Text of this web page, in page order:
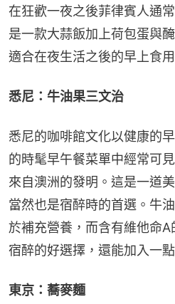
在狂歡一夜之後菲律賓人通
是一款大蒜飯加上荷包蛋與
適合在夜生活之後的早上食用
悉尼：牛油果三文治
悉尼的咖啡館文化以健康的
的時髦早午餐菜單中經常可
來自澳洲的發明。這是一道
當然也是宿醉時的首選。牛
於補充營養，而含有維他命
宿醉的好選擇，還能加入一
東京：蕎麥麵